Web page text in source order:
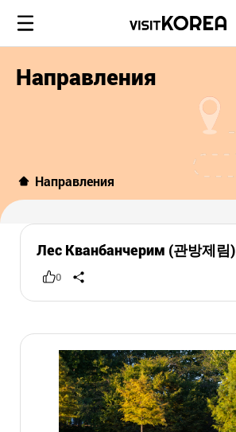
Направления
Направления
Лес Кванбанчерим (관방제림)
0